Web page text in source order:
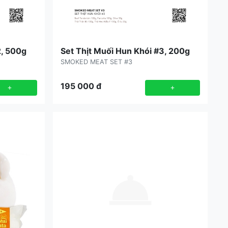
500g
+
Set Thịt Muối Hun Khói #3, 200g
SMOKED MEAT SET #3
195 000 đ +